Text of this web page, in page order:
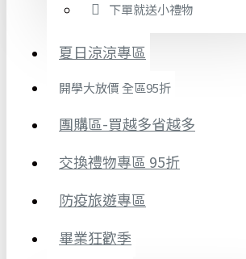
下單就送小禮物
夏日涼涼專區
開學大放價 全區95折
團購區-買越多省越多
交換禮物專區 95折
防疫旅遊專區
畢業狂歡季